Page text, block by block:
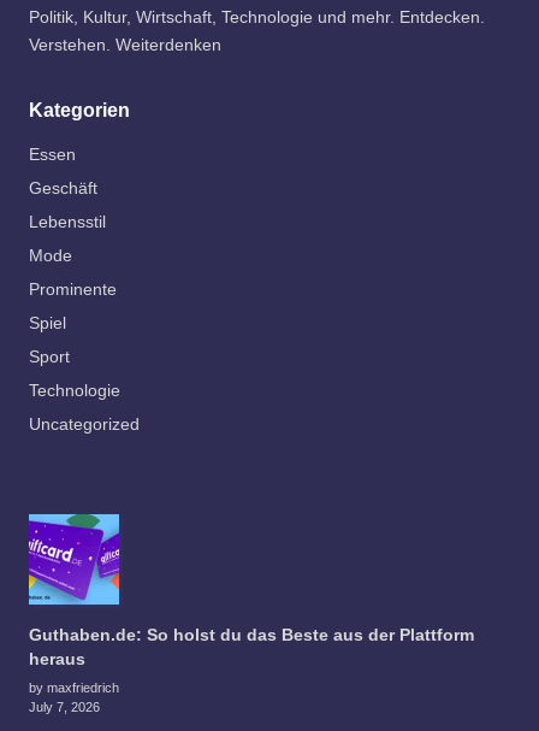
Politik, Kultur, Wirtschaft, Technologie und mehr. Entdecken.
Verstehen. Weiterdenken
Kategorien
Essen
Geschäft
Lebensstil
Mode
Prominente
Spiel
Sport
Technologie
Uncategorized
Guthaben.de: So holst du das Beste aus der Plattform
heraus
by maxfriedrich
July 7, 2026